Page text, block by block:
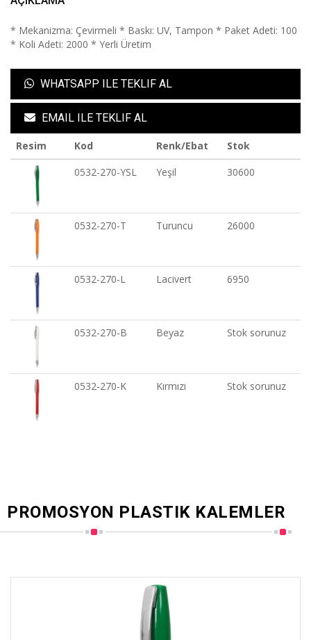
* Mekanizma: Çevirmeli * Baskı: UV, Tampon * Paket Adeti: 100
* Koli Adeti: 2000 * Yerli Üretim
WHATSAPP ILE TEKLIF AL
EMAIL ILE TEKLIF AL
Resim Kod Renk/Ebat
Stok
0532-270-YSL
Yeşil 30600
0532-270-T Turuncu 26000
0532-270-L Lacivert 6950
0532-270-B Beyaz Stok sorunuz
0532-270-K Kırmızı Stok sorunuz
PROMOSYON PLASTIK KALEMLER